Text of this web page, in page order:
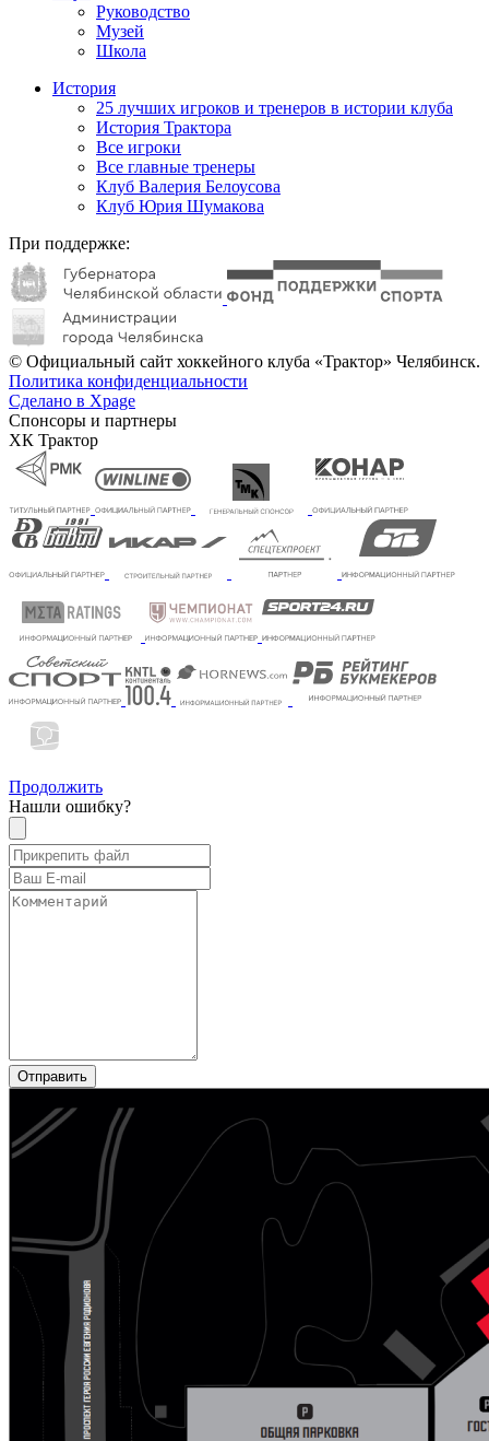
Руководство
Музей
Школа
История
25 лучших игроков и тренеров в истории клуба
История Трактора
Все игроки
Все главные тренеры
Клуб Валерия Белоусова
Клуб Юрия Шумакова
При поддержке:
© Официальный сайт хоккейного клуба «Трактор» Челябинск.
Политика конфиденциальности
Сделано в Xpage
Спонсоры и партнеры
ХК Трактор
Продолжить
Нашли ошибку?